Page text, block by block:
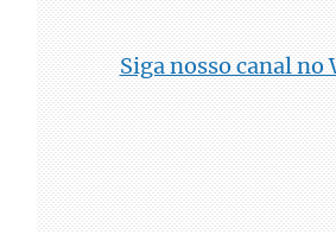
Siga nosso canal no